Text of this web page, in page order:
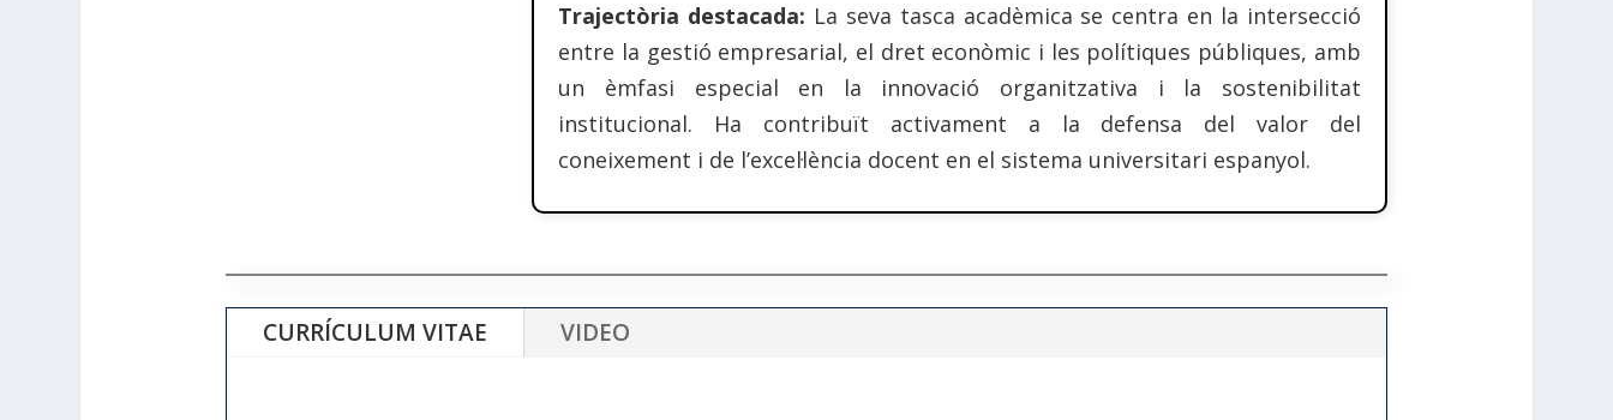
Trajectòria destacada: La seva tasca acadèmica se centra en la intersecció
entre la gestió empresarial, el dret econòmic i les polítiques públiques, amb
un èmfasi especial en la innovació organitzativa i la sostenibilitat
institucional. Ha contribuït activament a la defensa del valor del
coneixement i de l’excel·lència docent en el sistema universitari espanyol.
CURRÍCULUM VITAE VIDEO